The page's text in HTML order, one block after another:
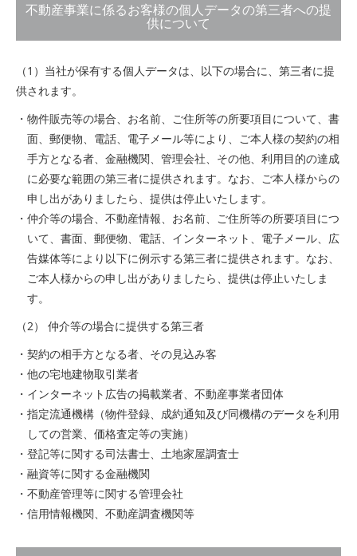
不動産事業に係るお客様の個人データの第三者への提
供について
（1）当社が保有する個人データは、以下の場合に、第三者に提
供されます。
・物件販売等の場合、お名前、ご住所等の所要項目について、書
面、郵便物、電話、電子メール等により、ご本人様の契約の相
手方となる者、金融機関、管理会社、その他、利用目的の達成
に必要な範囲の第三者に提供されます。なお、ご本人様からの
申し出がありましたら、提供は停止いたします。
・仲介等の場合、不動産情報、お名前、ご住所等の所要項目につ
いて、書面、郵便物、電話、インターネット、電子メール、広
告媒体等により以下に例示する第三者に提供されます。なお、
ご本人様からの申し出がありましたら、提供は停止いたしま
す。
（2） 仲介等の場合に提供する第三者
・契約の相手方となる者、その見込み客
・他の宅地建物取引業者
・インターネット広告の掲載業者、不動産事業者団体
・指定流通機構（物件登録、成約通知及び同機構のデータを利用
しての営業、価格査定等の実施）
・登記等に関する司法書士、土地家屋調査士
・融資等に関する金融機関
・不動産管理等に関する管理会社
・信用情報機関、不動産調査機関等